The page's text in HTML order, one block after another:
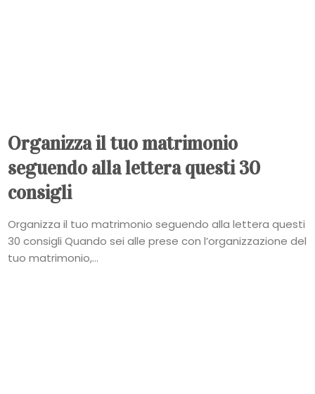
Organizza il tuo matrimonio
seguendo alla lettera questi 30
consigli
Organizza il tuo matrimonio seguendo alla lettera questi
30 consigli Quando sei alle prese con l’organizzazione del
tuo matrimonio,...